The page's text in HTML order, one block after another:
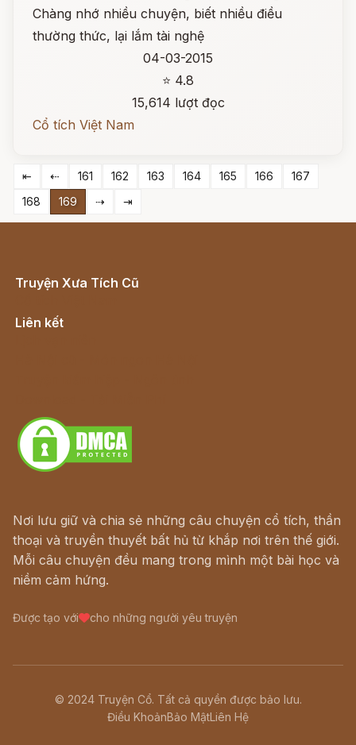
Chàng nhớ nhiều chuyện, biết nhiều điều
thường thức, lại lắm tài nghệ
04-03-2015
⭐ 4.8
15,614 lượt đọc
Cổ tích Việt Nam
⇤ ⇠ 161 162 163 164 165 166
167
168
169 ⇢ ⇥
Truyện Xưa Tích Cũ
Liên kết
Nơi lưu giữ và chia sẻ những câu chuyện cổ tích, thần
thoại và truyền thuyết bất hủ từ khắp nơi trên thế giới.
Mỗi câu chuyện đều mang trong mình một bài học và
niềm cảm hứng.
Được tạo với cho những người yêu truyện
© 2024 Truyện Cổ. Tất cả quyền được bảo lưu.
Điều KhoảnBảo MậtLiên Hệ